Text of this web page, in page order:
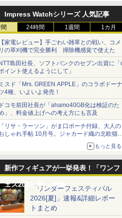
Impress Watchシリーズ 人気記事
24時間 1週間 1カ月
家電レビュー】手ごわい雑草との戦い、コメ
の草刈機で完全勝利 掃除機感覚で使えた
島田社長、ソフトバンクのセブン出資に「
イント使えるようにして」
スド「Mrs. GREEN APPLE」のコラボドーナ
4種、いよいよ発売！
コモ前田社長が「ahamo40GB化は検証のた
」、料金値上げへの考え方にも言及
リサ・ラーソン」がま口ポーチ付録、大人の
しゃれ手帖 10月号。ジャカード織の北欧猫
もっと見る
新作フィギュアが一挙発表！「ワンフ
ェス2026[夏]」特集「ワンダーフェスティバル
2026[夏]」速報&詳細レポー
トまとめ